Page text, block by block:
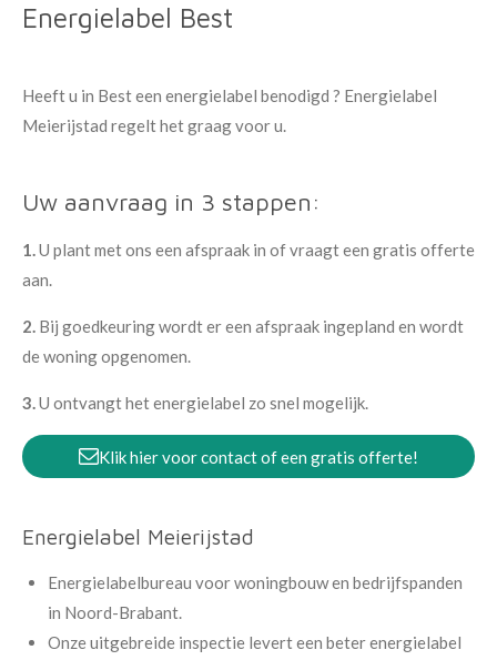
Energielabel Best
Heeft u in Best een energielabel benodigd ? Energielabel
Meierijstad regelt het graag voor u.
Uw aanvraag in 3 stappen:
1.U plant met ons een afspraak in of vraagt een gratis offerte
aan.
2. Bij goedkeuring wordt er een afspraak ingepland en wordt
de woning opgenomen.
3.U ontvangt het energielabel zo snel mogelijk.
Klik hier voor contact of een gratis offerte!
Energielabel Meierijstad
Energielabelbureau voor woningbouw en bedrijfspanden
in Noord-Brabant.
Onze uitgebreide inspectie levert een beter energielabel